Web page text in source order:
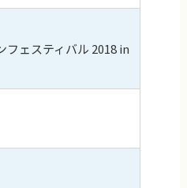
ェスティバル 2018 in